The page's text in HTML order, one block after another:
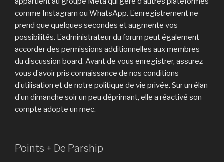
comme Instagram ou WhatsApp. L’enregistrement ne
prend que quelques secondes et augmente vos
possibilités. L’administrateur du forum peut également
accorder des permissions additionnelles aux membres
du discussion board. Avant de vous enregistrer, assurez-
vous d’avoir pris connaissance de nos conditions
d’utilisation et de notre politique de vie privée. Sur un élan
d’un dimanche soir un peu déprimant, elle a réactivé son
compte adopte un mec.
Points + De Parship